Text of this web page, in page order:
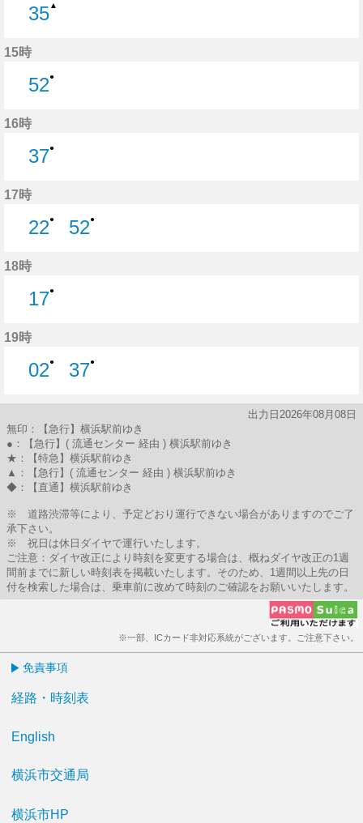
35▲
15時
52●
16時
37●
17時
22●
52●
18時
17●
19時
02●
37●
出力日2026年08月08日
無印：【急行】横浜駅前ゆき
●：【急行】( 流通センター 経由 ) 横浜駅前ゆき
★：【特急】横浜駅前ゆき
▲：【急行】( 流通センター 経由 ) 横浜駅前ゆき
◆：【直通】横浜駅前ゆき
※ 道路渋滞等により、予定どおり運行できない場合がありますのでご了
承下さい。
※ 祝日は休日ダイヤで運行いたします。
ご注意：ダイヤ改正により時刻を変更する場合は、概ねダイヤ改正の1週
間前までに新しい時刻表を掲載いたします。そのため、1週間以上先の日
付を検索した場合は、乗車前に改めて時刻のご確認をお願いいたします。
※一部、ICカード非対応系統がございます。ご注意下さい。
免責事項
経路・時刻表
English
横浜市交通局
横浜市HP